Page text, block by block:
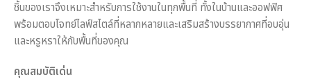
ชิ้นของเราจึงเหมาะสำหรับการใช้งานในทุกพื้นที่ ทั้งในบ้านและออฟฟิศ
พร้อมตอบโจทย์ไลฟ์สไตล์ที่หลากหลายและเสริมสร้างบรรยากาศที่อบอุ่น
และหรูหราให้กับพื้นที่ของคุณ
คุณสมบัติเด่น